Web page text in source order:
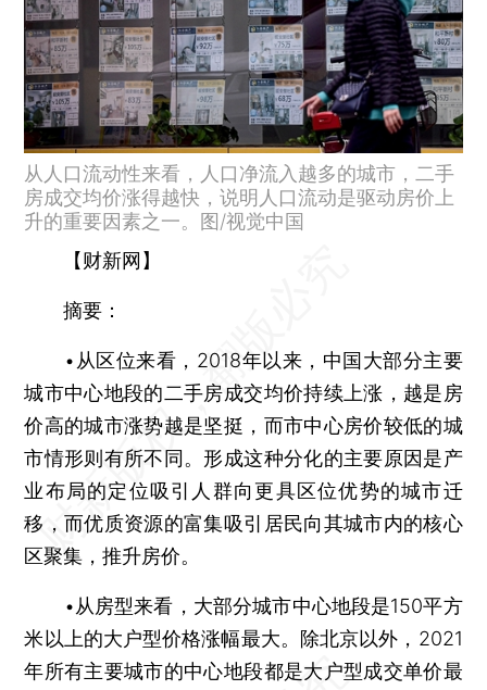
从人口流动性来看，人口净流入越多的城市，二手
房成交均价涨得越快，说明人口流动是驱动房价上
升的重要因素之一。图/视觉中国
【财新网】
摘要：
•从区位来看，2018年以来，中国大部分主要
城市中心地段的二手房成交均价持续上涨，越是房
价高的城市涨势越是坚挺，而市中心房价较低的城
市情形则有所不同。形成这种分化的主要原因是产
业布局的定位吸引人群向更具区位优势的城市迁
移，而优质资源的富集吸引居民向其城市内的核心
区聚集，推升房价。
•从房型来看，大部分城市中心地段是150平方
米以上的大户型价格涨幅最大。除北京以外，2021
年所有主要城市的中心地段都是大户型成交单价最